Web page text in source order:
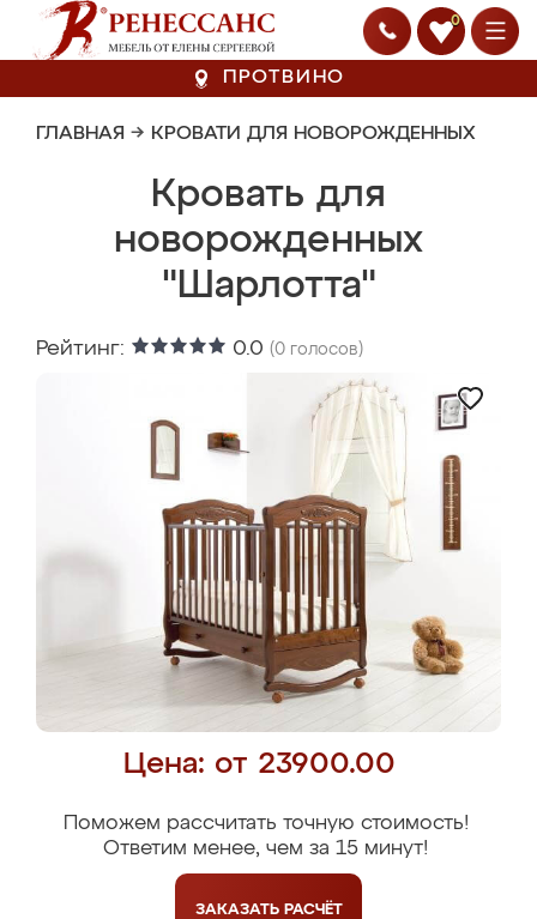
0
ПРОТВИНО
ГЛАВНАЯ → КРОВАТИ ДЛЯ НОВОРОЖДЕННЫХ
Кровать для
новорожденных
"Шарлотта"
Рейтинг: 0.0 (0 голосов)
Цена: от 23900.00
Поможем рассчитать точную стоимость!
Ответим менее, чем за 15 минут!
ЗАКАЗАТЬ РАСЧЁТ